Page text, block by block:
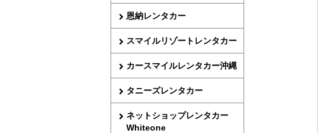
恩納レンタカー
スマイルリゾートレンタカー
カースマイルレンタカー沖縄
タニーズレンタカー
ネットショップレンタカー
Whiteone